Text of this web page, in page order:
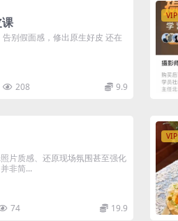
别假面感，修出原生好皮 还在
208 9.9
VIP
片质感、还原现场氛围甚至强化
非简...
74 19.9
VIP